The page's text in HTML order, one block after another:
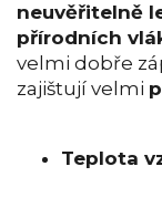
neuvěřitelně
přírodních
velmi dobře
zajištují velmi
Teplota